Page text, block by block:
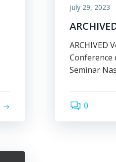
July 29, 2023
ARCHIVED
Conference
Seminar
0